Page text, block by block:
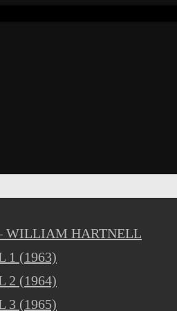
WILLIAM HARTNELL
1 (1963)
2 (1964)
3 (1965)